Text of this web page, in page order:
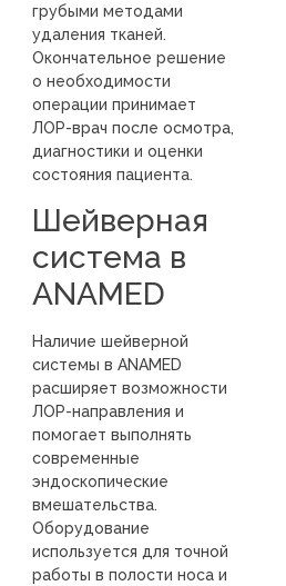
грубыми методами
удаления тканей.
Окончательное решение
о необходимости
операции принимает
ЛОР-врач после осмотра,
диагностики и оценки
состояния пациента.
Шейверная
система в
ANAMED
Наличие шейверной
системы в ANAMED
расширяет возможности
ЛОР-направления и
помогает выполнять
современные
эндоскопические
вмешательства.
Оборудование
используется для точной
работы в полости носа и